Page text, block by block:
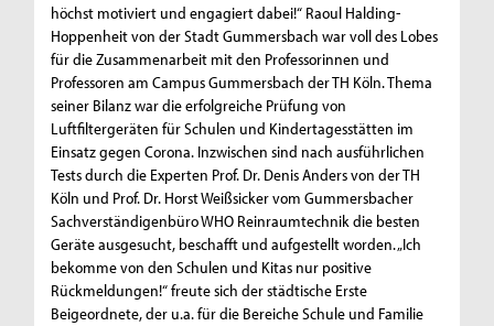
höchst motiviert und engagiert dabei!“ Raoul Halding-
Hoppenheit von der Stadt Gummersbach war voll des Lobes
für die Zusammenarbeit mit den Professorinnen und
Professoren am Campus Gummersbach der TH Köln. Thema
seiner Bilanz war die erfolgreiche Prüfung von
Luftfiltergeräten für Schulen und Kindertagesstätten im
Einsatz gegen Corona. Inzwischen sind nach ausführlichen
Tests durch die Experten Prof. Dr. Denis Anders von der TH
Köln und Prof. Dr. Horst Weißsicker vom Gummersbacher
Sachverständigenbüro WHO Reinraumtechnik die besten
Geräte ausgesucht, beschafft und aufgestellt worden. „Ich
bekomme von den Schulen und Kitas nur positive
Rückmeldungen!“ freute sich der städtische Erste
Beigeordnete, der u.a. für die Bereiche Schule und Familie